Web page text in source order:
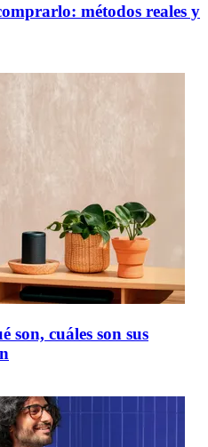
métodos reales y
son, cuáles son sus